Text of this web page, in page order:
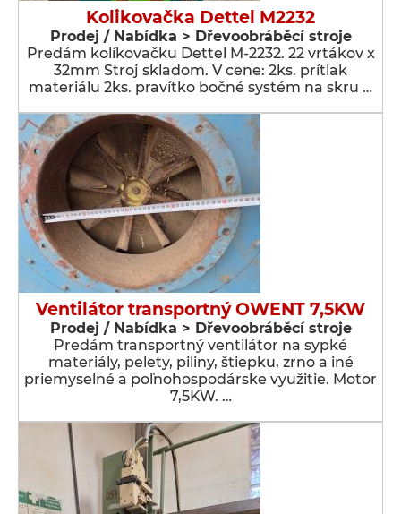
Kolikovačka Dettel M2232
Prodej / Nabídka > Dřevoobráběcí stroje
Predám kolíkovačku Dettel M-2232. 22 vrtákov x
32mm Stroj skladom. V cene: 2ks. prítlak
materiálu 2ks. pravítko bočné systém na skru …
Ventilátor transportný OWENT 7,5KW
Prodej / Nabídka > Dřevoobráběcí stroje
Predám transportný ventilátor na sypké
materiály, pelety, piliny, štiepku, zrno a iné
priemyselné a poľnohospodárske využitie. Motor
7,5KW. …